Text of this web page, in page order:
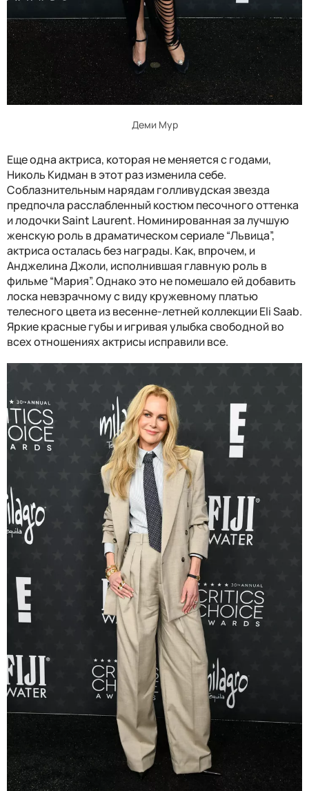
Деми Мур
Еще одна актриса, которая не меняется с годами,
Николь Кидман в этот раз изменила себе.
Соблазнительным нарядам голливудская звезда
предпочла расслабленный костюм песочного оттенка
и лодочки Saint Laurent. Номинированная за лучшую
женскую роль в драматическом сериале “Львица”,
актриса осталась без награды. Как, впрочем, и
Анджелина Джоли, исполнившая главную роль в
фильме “Мария”. Однако это не помешало ей добавить
лоска невзрачному с виду кружевному платью
телесного цвета из весенне-летней коллекции Eli Saab.
Яркие красные губы и игривая улыбка свободной во
всех отношениях актрисы исправили все.